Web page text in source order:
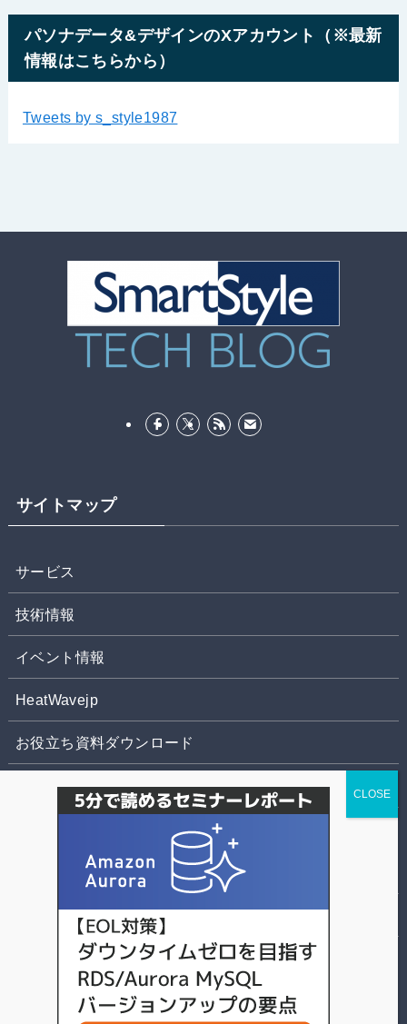
パソナデータ&デザインのXアカウント（※最新
情報はこちらから）
Tweets by s_style1987
サイトマップ
サービス
技術情報
イベント情報
HeatWavejp
お役立ち資料ダウンロード
お問合せ
株式会社パソナデータ&デザイン
個人情報の取扱いについて
©スマートスタイル TECH BLOG.